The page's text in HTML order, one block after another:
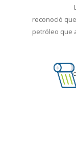
reconoció
petróleo que